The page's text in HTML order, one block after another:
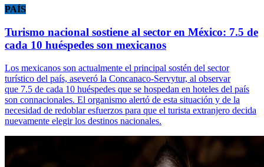
PAÍS
Turismo nacional sostiene al sector en México: 7.5 de
cada 10 huéspedes son mexicanos
Los mexicanos son actualmente el principal sostén del sector
turístico del país, aseveró la Concanaco-Servytur, al observar
que 7.5 de cada 10 huéspedes que se hospedan en hoteles del país
son connacionales. El organismo alertó de esta situación y de la
necesidad de redoblar esfuerzos para que el turista extranjero decida
nuevamente elegir los destinos nacionales.